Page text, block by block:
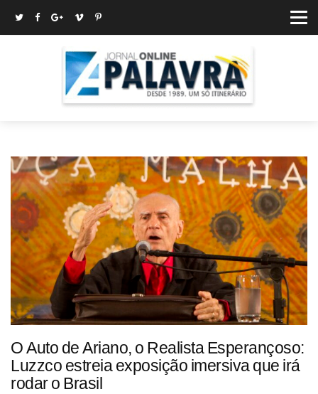
O Auto de Ariano, o Realista Esperançoso:
Luzzco estreia exposição imersiva que irá
rodar o Brasil